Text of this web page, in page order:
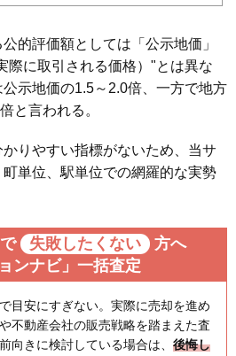
的評価額としては「公示地価」
際に取引される価格）"とは異な
示地価の1.5～2.0倍、一方で地方
と言われる。
りやすい指標がないため、当サ
単位、駅単位での網羅的な実勢
失敗したくない
方へ
ンナビ」一括査定
目安にすぎない。実際に売却を進め
不動産会社の販売戦略を踏まえた査
向きに検討している場合は、 後悔し